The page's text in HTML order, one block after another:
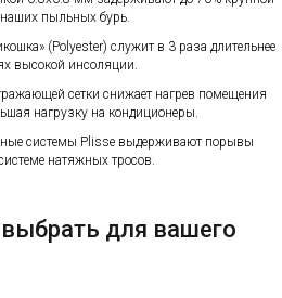
пыльных бурь.
(Polyester) служит в 3 раза длительнее
высокой инсоляции.
сетки снижает нагрев помещения
нагрузку на кондиционеры.
системы Plisse выдерживают порывы
натяжных тросов.
для вашего